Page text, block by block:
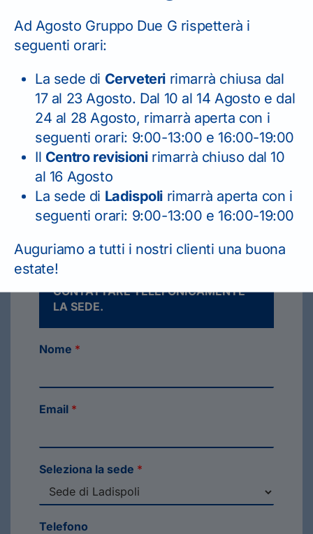
CENTRO REVISIONI
06 99 49 652
Il seguente form serve solo per
richiesta informazioni.
PER I RINNOVI PATENTE
CONTATTARE TELEFONICAMENTE
LA SEDE.
Nome *
Email *
Seleziona la sede *
Telefono
Ad Agosto Gruppo Due G rispetterà i
seguenti orari:
La sede di Cerveteri rimarrà chiusa dal
17 al 23 Agosto. Dal 10 al 14 Agosto e dal
24 al 28 Agosto, rimarrà aperta con i
seguenti orari: 9:00-13:00 e 16:00-19:00
Il Centro revisionirimarrà chiuso dal 10
al 16 Agosto
La sede di Ladispoli rimarrà aperta con i
seguenti orari: 9:00-13:00 e 16:00-19:00
Auguriamo a tutti i nostri clienti una buona
estate!